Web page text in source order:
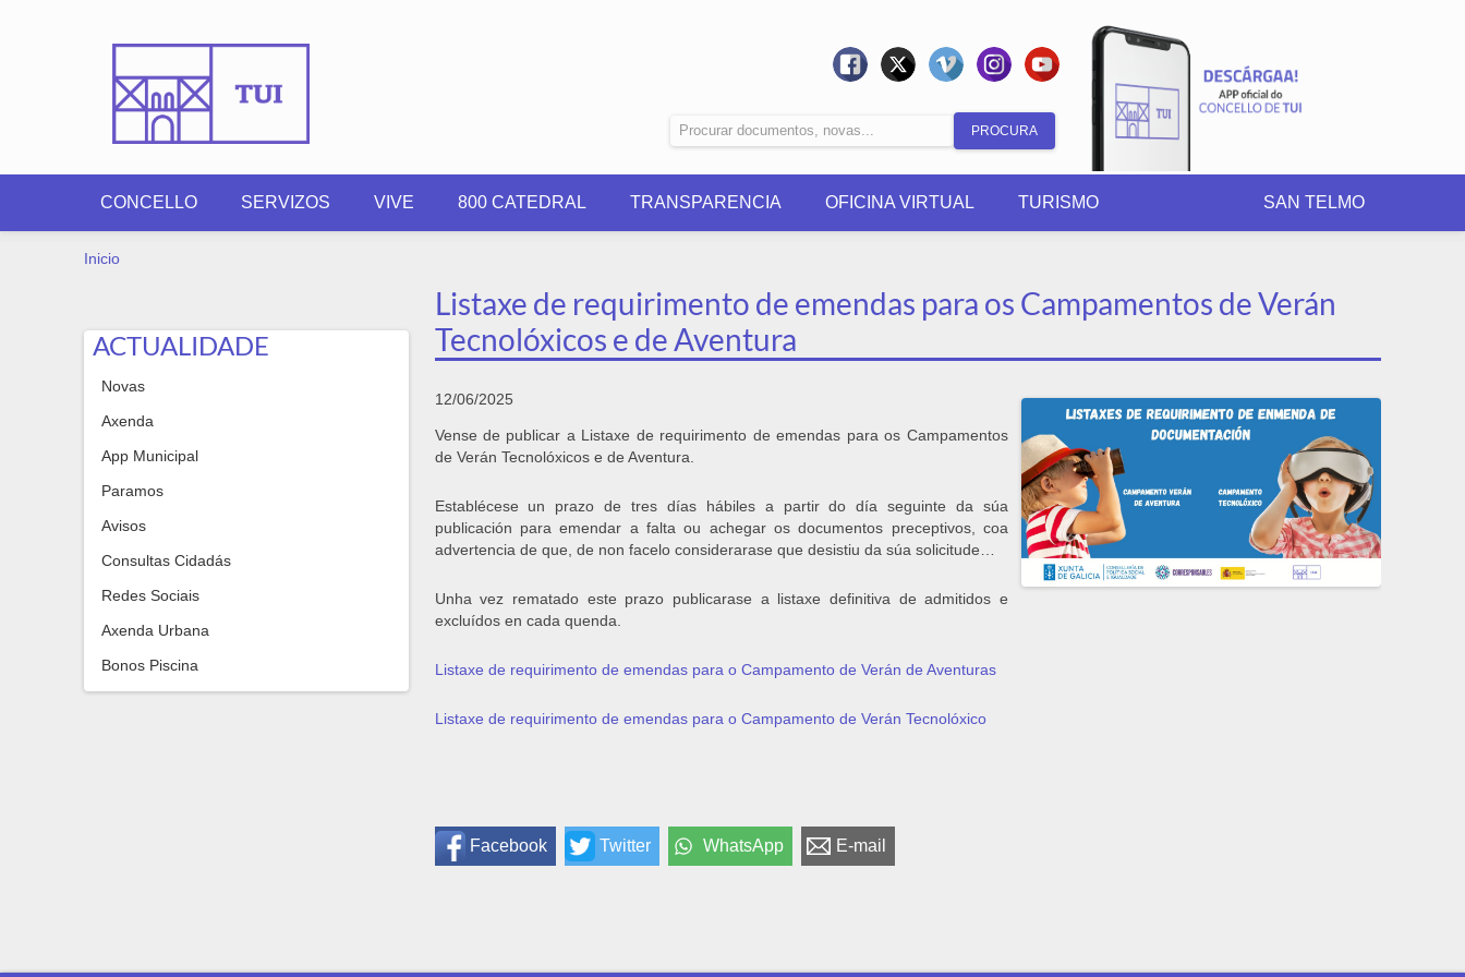
Formulario
de
busca
CONCELLO SERVIZOS VIVE 800 CATEDRAL TRANSPARENCIA OFICINA VIRTUAL TURISMO SAN TELMO
VOSTEDE ESTÁ AQUÍ
Inicio
ACTUALIDADE
Novas
Axenda
App Municipal
Paramos
Avisos
Consultas Cidadás
Redes Sociais
Axenda Urbana
Bonos Piscina
Listaxe de requirimento de emendas para os Campamentos de Verán
Tecnolóxicos e de Aventura
12/06/2025
Vense de publicar a Listaxe de requirimento de emendas para os Campamentos
de Verán Tecnolóxicos e de Aventura.
Establécese un prazo de tres días hábiles a partir do día seguinte da súa
publicación para emendar a falta ou achegar os documentos preceptivos, coa
advertencia de que, de non facelo considerarase que desistiu da súa solicitude…
Unha vez rematado este prazo publicarase a listaxe definitiva de admitidos e
excluídos en cada quenda.
Listaxe de requirimento de emendas para o Campamento de Verán de Aventuras
Listaxe de requirimento de emendas para o Campamento de Verán Tecnolóxico
Facebook Twitter WhatsApp E-mail